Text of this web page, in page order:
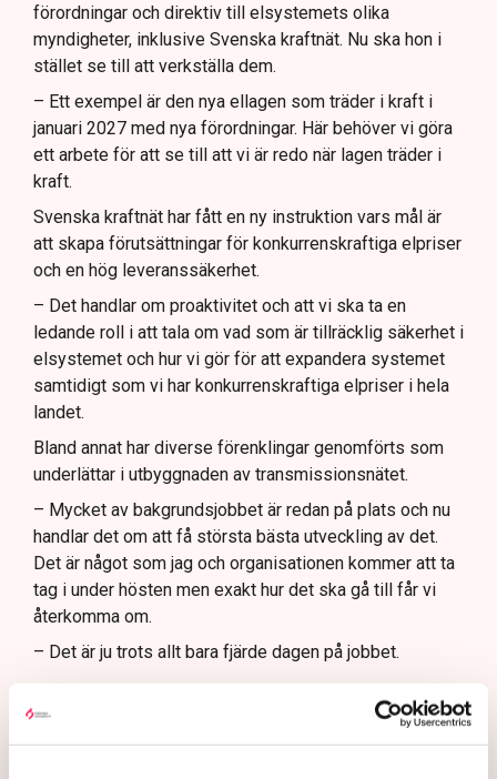
förordningar och direktiv till elsystemets olika
myndigheter, inklusive Svenska kraftnät. Nu ska hon i
stället se till att verkställa dem.
– Ett exempel är den nya ellagen som träder i kraft i
januari 2027 med nya förordningar. Här behöver vi göra
ett arbete för att se till att vi är redo när lagen träder i
kraft.
Svenska kraftnät har fått en ny instruktion vars mål är
att skapa förutsättningar för konkurrenskraftiga elpriser
och en hög leveranssäkerhet.
– Det handlar om proaktivitet och att vi ska ta en
ledande roll i att tala om vad som är tillräcklig säkerhet i
elsystemet och hur vi gör för att expandera systemet
samtidigt som vi har konkurrenskraftiga elpriser i hela
landet.
Bland annat har diverse förenklingar genomförts som
underlättar i utbyggnaden av transmissionsnätet.
– Mycket av bakgrundsjobbet är redan på plats och nu
handlar det om att få största bästa utveckling av det.
Det är något som jag och organisationen kommer att ta
tag i under hösten men exakt hur det ska gå till får vi
återkomma om.
– Det är ju trots allt bara fjärde dagen på jobbet.
Reaktionerna på rekryteringen av Maja Lundbäck har